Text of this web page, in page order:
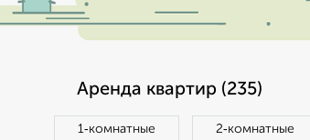
Аренда квартир (235)
1‑комнатные 2‑комнатные